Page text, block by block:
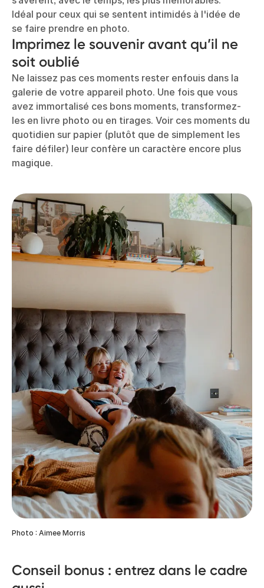
Idéal pour ceux qui se sentent intimidés à l'idée de
se faire prendre en photo.
Imprimez le souvenir avant qu’il ne
soit oublié
Ne laissez pas ces moments rester enfouis dans la
galerie de votre appareil photo. Une fois que vous
avez immortalisé ces bons moments, transformez-
les en livre photo ou en tirages. Voir ces moments du
quotidien sur papier (plutôt que de simplement les
faire défiler) leur confère un caractère encore plus
magique.
Photo : Aimee Morris
Conseil bonus : entrez dans le cadre